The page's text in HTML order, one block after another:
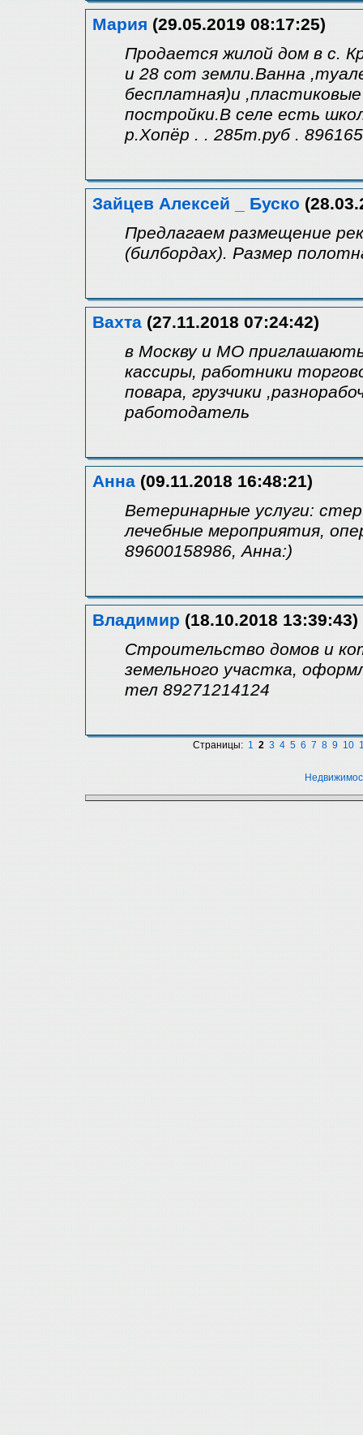
Мария (29.05.2019 08:17:25)
Продается жилой дом в с.
и 28 сот земли.Ванна
бесплатная)и
постройки.В селе есть
р.Хопёр . . 285т.руб .
Зайцев Алексей _ Буско
Предлагаем размещение
(билбордах). Размер
Вахта (27.11.2018 07:24:42)
в Москву и МО
кассиры, работники
повара, грузчики
работодатель
Анна (09.11.2018 16:48:21)
Ветеринарные услуги:
лечебные мероприятия,
89600158986, Анна:)
Владимир (18.10.2018 13:39:43)
Строительство домов и
земельного участка,
тел 89271214124
Страницы: 1 2 3 4 5 6 7 8 9 10